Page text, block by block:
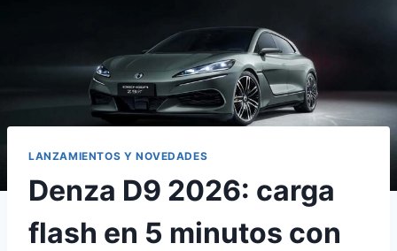
LANZAMIENTOS Y NOVEDADES
Denza D9 2026: carga
flash en 5 minutos con